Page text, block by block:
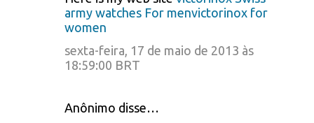
army watches For menvictorinox for
women
sexta-feira, 17 de maio de 2013 às
18:59:00 BRT
Anônimo disse…